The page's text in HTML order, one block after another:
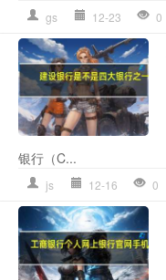
gs 12-23 0
银行（C...
js 12-16 0